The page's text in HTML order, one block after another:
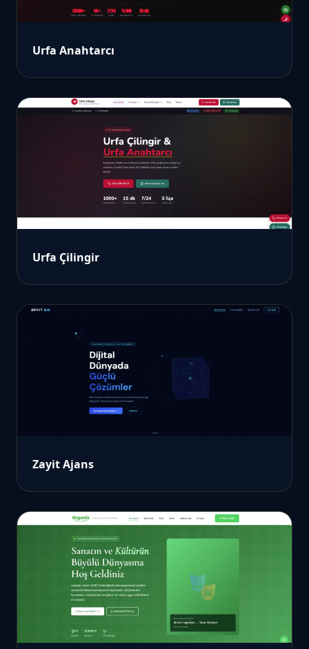
Urfa Anahtarcı
Urfa Çilingir
Zayit Ajans